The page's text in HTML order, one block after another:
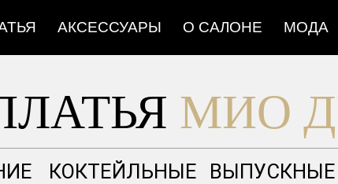
АКСЕССУАРЫ О САЛОНЕ МОДА
МИО
КОКТЕЙЛЬНЫЕ ВЫПУСКНЫЕ